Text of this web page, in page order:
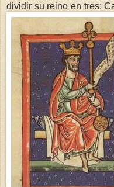
dividir su reino en tres: